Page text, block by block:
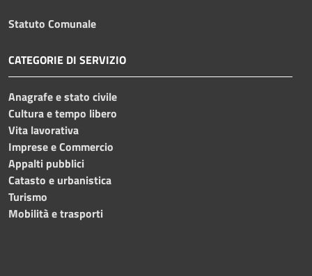
Statuto Comunale
CATEGORIE DI SERVIZIO
Anagrafe e stato civile
Cultura e tempo libero
Vita lavorativa
Imprese e Commercio
Appalti pubblici
Catasto e urbanistica
Turismo
Mobilità e trasporti